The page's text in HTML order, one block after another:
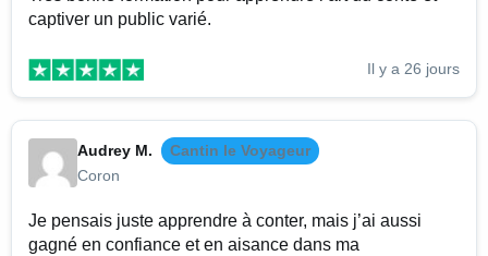
captiver un public varié.
Il y a 26 jours
Audrey M.
Cantin le Voyageur
Coron
Je pensais juste apprendre à conter, mais j’ai aussi
gagné en confiance et en aisance dans ma